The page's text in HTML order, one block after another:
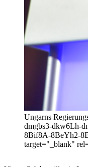
Ungarns
dmgbs3-dkw6Lh-
8Bif8A-8BeYh2-
target="_blank"